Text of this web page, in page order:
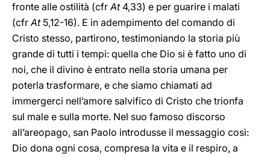
fronte alle ostilità (cfrAt4,33) e per guarire i malati
(cfrAt5,12-16). E in adempimento del comando di
Cristo stesso, partirono, testimoniando la storia più
grande di tutti i tempi: quella che Dio si è fatto uno di
noi, che il divino è entrato nella storia umana per
poterla trasformare, e che siamo chiamati ad
immergerci nell’amore salvifico di Cristo che trionfa
sul male e sulla morte. Nel suo famoso discorso
all’areopago, san Paolo introdusse il messaggio così:
Dio dona ogni cosa, compresa la vita e il respiro, a